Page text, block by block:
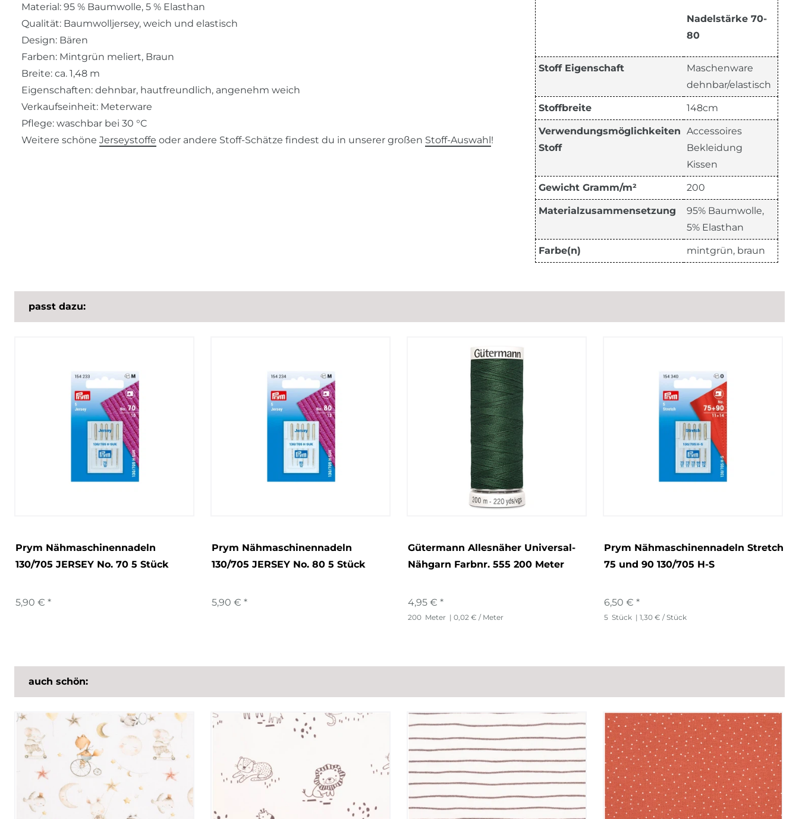
Material: 95 % Baumwolle, 5 % Elasthan
Qualität: Baumwolljersey, weich und elastisch
Design: Bären
Farben: Mintgrün meliert, Braun
Breite: ca. 1,48 m
Eigenschaften: dehnbar, hautfreundlich, angenehm weich
Verkaufseinheit: Meterware
Pflege: waschbar bei 30 °C
Weitere schöne Jerseystoffe oder andere Stoff-Schätze findest du in unserer großen Stoff-Auswahl !
Nadelstärke 70-
80
Stoff Eigenschaft
Maschenware
dehnbar/elastisch
Stoffbreite 148cm
Verwendungsmöglichkeiten
Stoff
Accessoires
Bekleidung
Kissen
Gewicht Gramm/m² 200
Materialzusammensetzung
95% Baumwolle,
5% Elasthan
Farbe(n) mintgrün, braun
passt dazu:
Prym Nähmaschinennadeln
130/705 JERSEY No. 70 5 Stück
5,90 € *
Prym Nähmaschinennadeln
130/705 JERSEY No. 80 5 Stück
5,90 € *
Gütermann Allesnäher Universal-
Nähgarn Farbnr. 555 200 Meter
4,95 € *
200 Meter | 0,02 € / Meter
Prym Nähmaschinennadeln Stretch
75 und 90 130/705 H-S
6,50 € *
5 Stück | 1,30 € / Stück
auch schön: